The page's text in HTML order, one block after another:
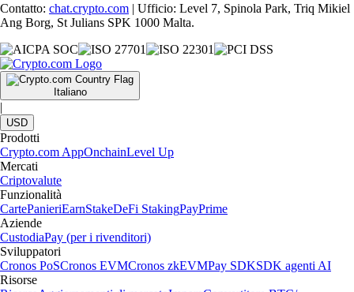
Contatto: chat.crypto.com | Ufficio: Level 7, Spinola Park, Triq Mikiel
Ang Borg, St Julians SPK 1000 Malta.
Italiano
|
USD
Prodotti
Crypto.com AppOnchainLevel Up
Mercati
Criptovalute
Funzionalità
CartePanieriEarnStakeDeFi StakingPayPrime
Aziende
CustodiaPay (per i rivenditori)
Sviluppatori
Cronos PoSCronos EVMCronos zkEVMPay SDKSDK agenti AI
Risorse